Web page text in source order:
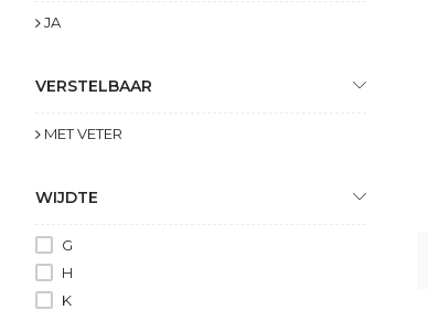
JA
VERSTELBAAR
MET VETER
WIJDTE
G
H
K